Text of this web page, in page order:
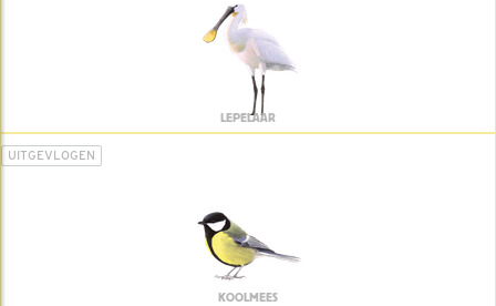
LEPELAAR
UITGEVLOGEN
KOOLMEES